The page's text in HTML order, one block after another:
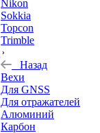
Nikon
Sokkia
Topcon
Trimble
Назад
Вехи
Для GNSS
Для отражателей
Алюминий
Карбон